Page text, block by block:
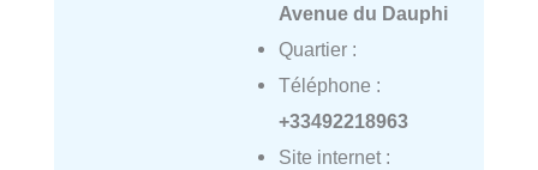
Avenue du Dauphi
Quartier :
Téléphone :
+33492218963
Site internet :